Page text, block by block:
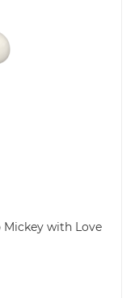
with Love